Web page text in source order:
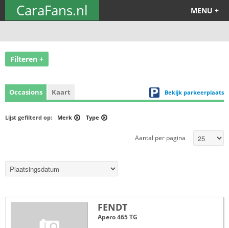
CaraFans.nl MENU +
Filteren +
Bekijk parkeerplaats
Occasions Kaart
Lijst gefilterd op: Merk Type
Aantal per pagina
FENDT
Apero 465 TG